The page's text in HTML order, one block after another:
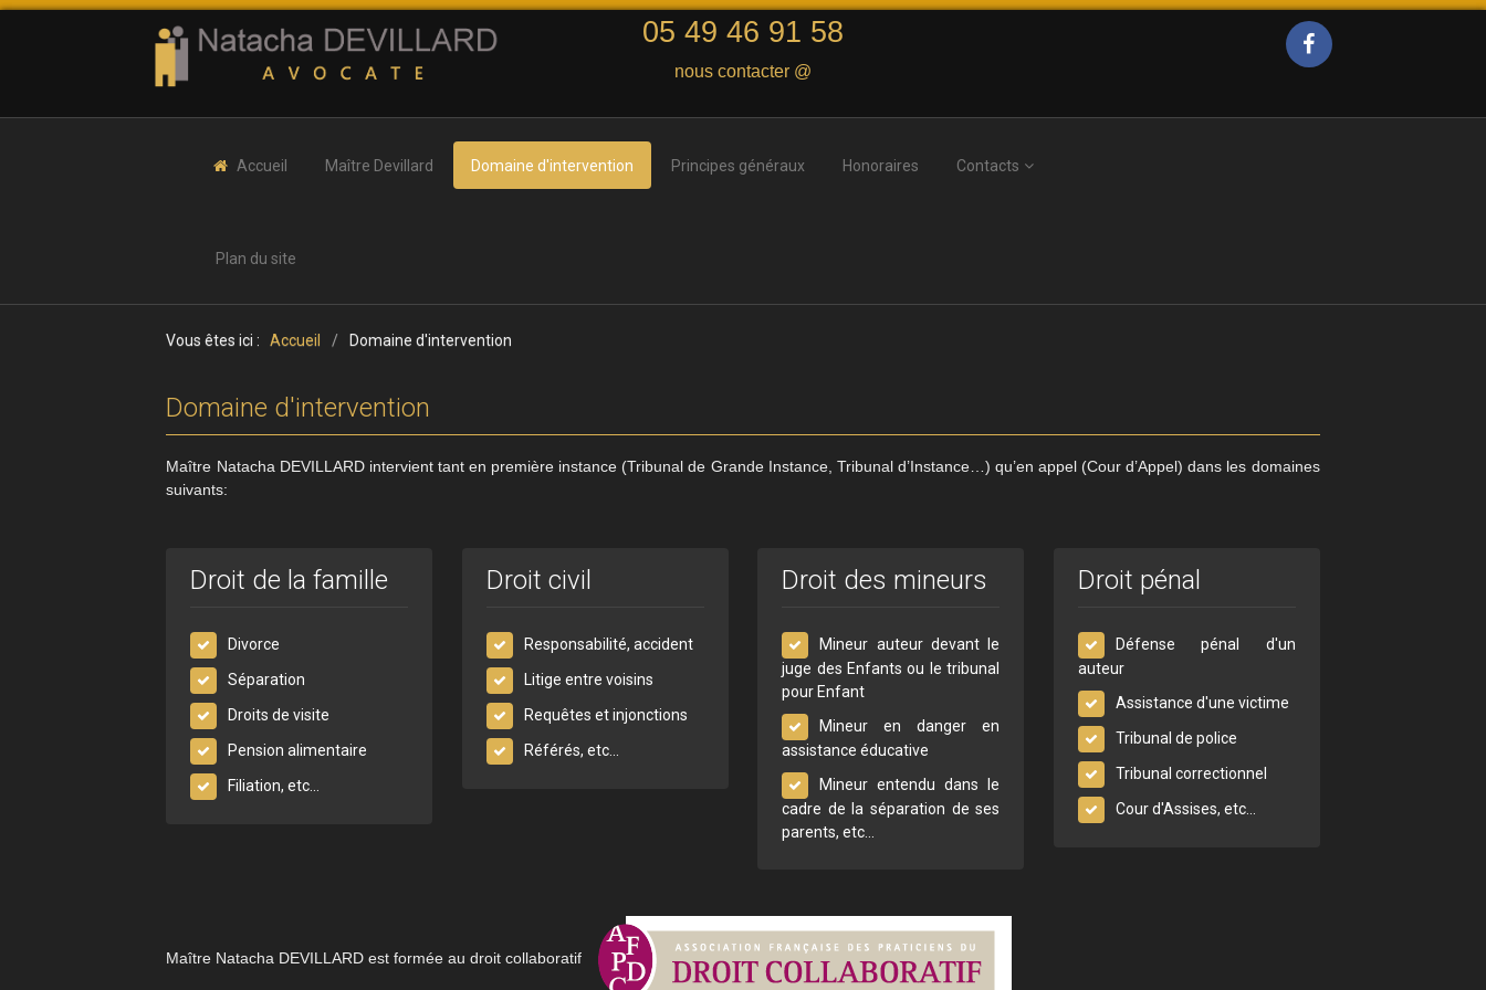
05 49 46 91 58
nous contacter @
Accueil Maître Devillard Domaine d'intervention Principes généraux Honoraires Contacts
Plan du site
Vous êtes ici : Accueil / Domaine d'intervention
Domaine d'intervention
Maître Natacha DEVILLARD intervient tant en première instance (Tribunal de Grande Instance, Tribunal d’Instance…) qu’en appel (Cour d’Appel) dans les domaines
suivants:
Droit de la famille
Divorce
Séparation
Droits de visite
Pension alimentaire
Filiation, etc...
Droit civil
Responsabilité, accident
Litige entre voisins
Requêtes et injonctions
Référés, etc...
Droit des mineurs
Mineur auteur devant le
juge des Enfants ou le tribunal
pour Enfant
Mineur en danger en
assistance éducative
Mineur entendu dans le
cadre de la séparation de ses
parents, etc...
Droit pénal
Défense pénal d'un
auteur
Assistance d'une victime
Tribunal de police
Tribunal correctionnel
Cour d'Assises, etc...
Maître Natacha DEVILLARD est formée au droit collaboratif